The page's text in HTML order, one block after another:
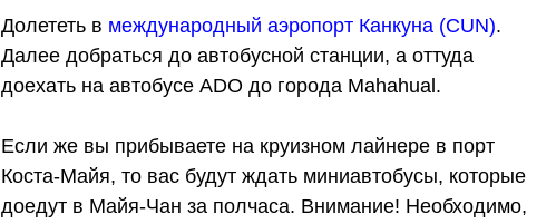
Долететь в международный аэропорт Канкуна (CUN).
Далее добраться до автобусной станции, а оттуда
доехать на автобусе ADO до города Mahahual.
Если же вы прибываете на круизном лайнере в порт
Коста-Майя, то вас будут ждать миниавтобусы, которые
доедут в Майя-Чан за полчаса. Внимание! Необходимо,